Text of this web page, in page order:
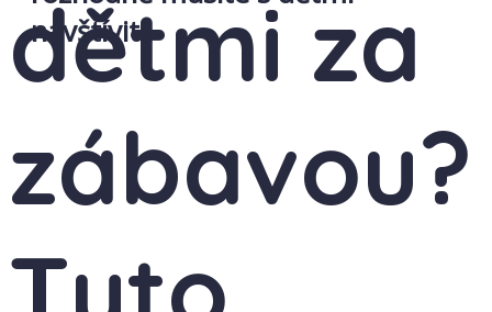
dětmi za
zábavou?
navštívit.